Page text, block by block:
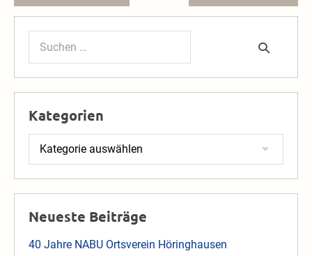
Suchen
Kategorien
Kategorien
Neueste Beiträge
40 Jahre NABU Ortsverein Höringhausen